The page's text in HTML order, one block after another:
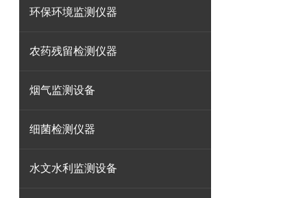
环保环境监测仪器
农药残留检测仪器
烟气监测设备
细菌检测仪器
水文水利监测设备